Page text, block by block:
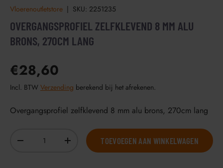
Vloerenoutletstore | SKU: 2251235
OVERGANGSPROFIEL ZELFKLEVEND 8 MM ALU
BRONS, 270CM LANG
€28,60
Incl. BTW Verzending berekend bij het afrekenen.
Overgangsprofiel zelfklevend 8 mm alu brons, 270cm lang
-
+ TOEVOEGEN AAN WINKELWAGEN